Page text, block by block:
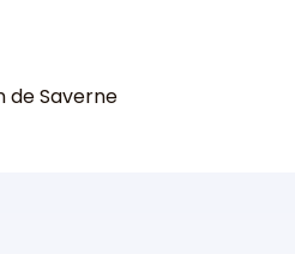
de Saverne